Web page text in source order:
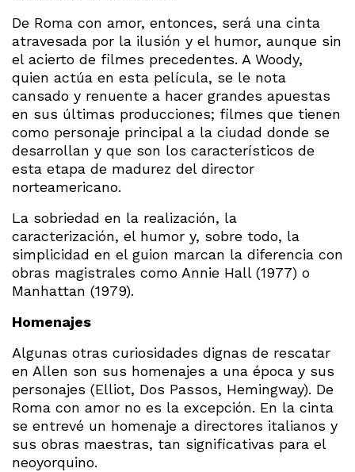
De Roma con amor, entonces, será una cinta
atravesada por la ilusión y el humor, aunque sin
el acierto de filmes precedentes. A Woody,
quien actúa en esta película, se le nota
cansado y renuente a hacer grandes apuestas
en sus últimas producciones; filmes que tienen
como personaje principal a la ciudad donde se
desarrollan y que son los característicos de
esta etapa de madurez del director
norteamericano.
La sobriedad en la realización, la
caracterización, el humor y, sobre todo, la
simplicidad en el guion marcan la diferencia con
obras magistrales como Annie Hall (1977) o
Manhattan (1979).
Homenajes
Algunas otras curiosidades dignas de rescatar
en Allen son sus homenajes a una época y sus
personajes (Elliot, Dos Passos, Hemingway). De
Roma con amor no es la excepción. En la cinta
se entrevé un homenaje a directores italianos y
sus obras maestras, tan significativas para el
neoyorquino.